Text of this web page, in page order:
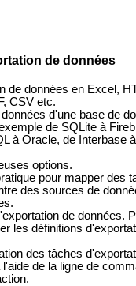
de données
de données en Excel,
CSV etc.
d'une base de
de SQLite à
à Oracle, de Interbase
options.
pour mapper des
des sources de
de données.
les définitions
des tâches
de la ligne de